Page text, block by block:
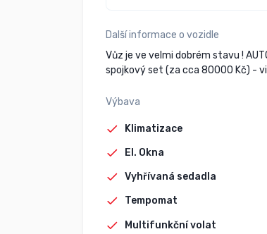
Další informace o vozidle
Vůz je ve velmi dobrém stavu !
spojkový set (za cca 80000 Kč) -
Výbava
Klimatizace
El. Okna
Vyhřívaná sedadla
Tempomat
Multifunkční volat